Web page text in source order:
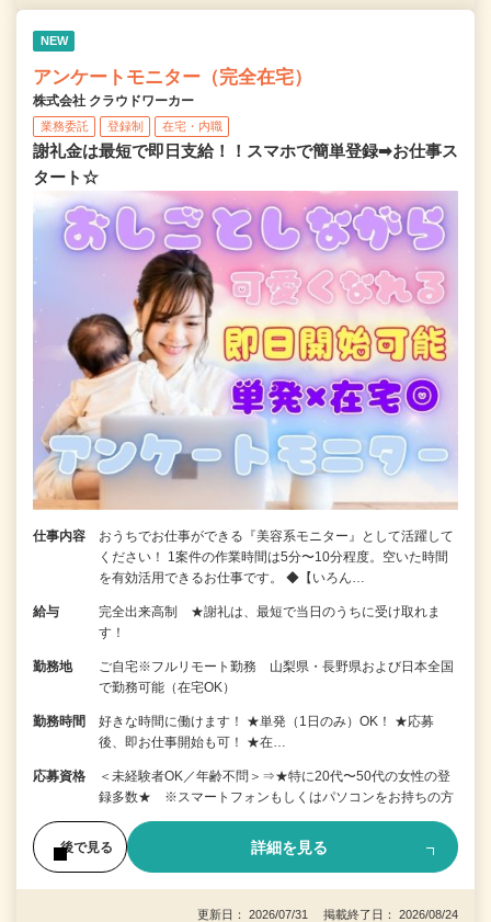
NEW
アンケートモニター（完全在宅）
株式会社 クラウドワーカー
業務委託 登録制 在宅・内職
謝礼金は最短で即日支給！！スマホで簡単登録➡お仕事ス
タート☆
仕事内容
おうちでお仕事ができる『美容系モニター』として活躍して
ください！ 1案件の作業時間は5分〜10分程度。空いた時間
を有効活用できるお仕事です。 ◆【いろん…
給与
完全出来高制 ★謝礼は、最短で当日のうちに受け取れま
す！
勤務地
ご自宅※フルリモート勤務 山梨県・長野県および日本全国
で勤務可能（在宅OK）
勤務時間
好きな時間に働けます！ ★単発（1日のみ）OK！ ★応募
後、即お仕事開始も可！ ★在…
応募資格
＜未経験者OK／年齢不問＞⇒★特に20代〜50代の女性の登
録多数★ ※スマートフォンもしくはパソコンをお持ちの方
後で見る 詳細を見る
更新日： 2026/07/31 掲載終了日： 2026/08/24